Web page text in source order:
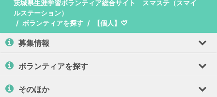
茨城県生涯学習ボランティア総合サイト スマステ（スマイ
ルステーション）
ボランティアを探す
【個人】♡⃛
募集情報
ボランティアを探す
そのほか